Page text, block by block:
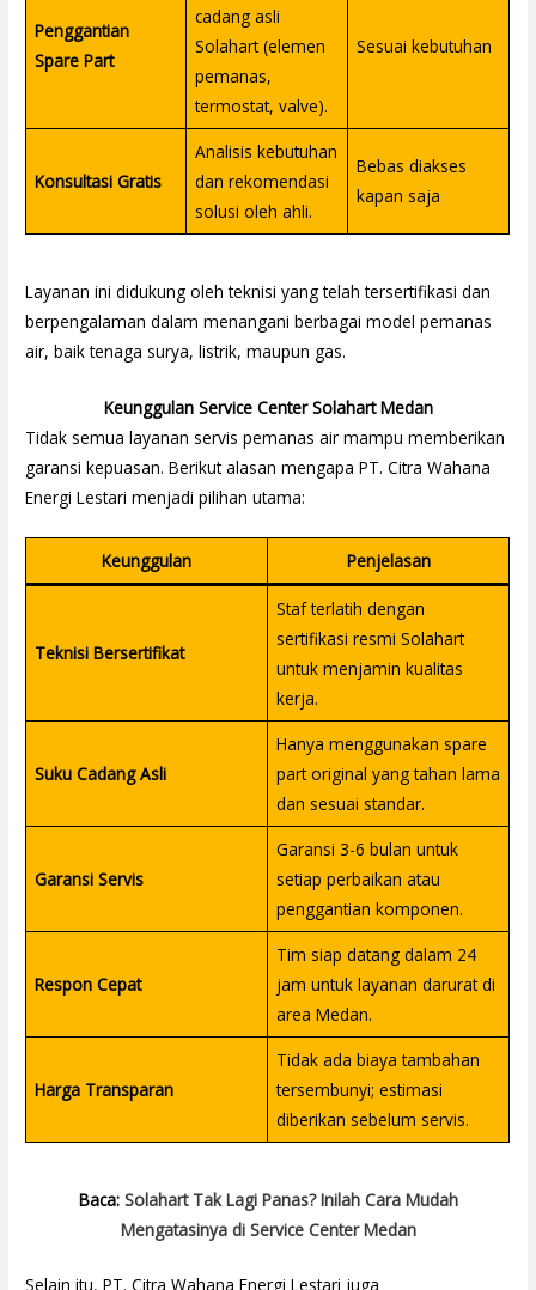
Penggantian
Spare Part
cadang asli
Solahart (elemen
pemanas,
termostat, valve).
Sesuai kebutuhan
Konsultasi Gratis
Analisis kebutuhan
dan rekomendasi
solusi oleh ahli.
Bebas diakses
kapan saja
Layanan ini didukung oleh teknisi yang telah tersertifikasi dan
berpengalaman dalam menangani berbagai model pemanas
air, baik tenaga surya, listrik, maupun gas.
Keunggulan Service Center Solahart Medan
Tidak semua layanan servis pemanas air mampu memberikan
garansi kepuasan. Berikut alasan mengapa PT. Citra Wahana
Energi Lestari menjadi pilihan utama:
Keunggulan Penjelasan
Teknisi Bersertifikat
Staf terlatih dengan
sertifikasi resmi Solahart
untuk menjamin kualitas
kerja.
Suku Cadang Asli
Hanya menggunakan spare
part original yang tahan lama
dan sesuai standar.
Garansi Servis
Garansi 3-6 bulan untuk
setiap perbaikan atau
penggantian komponen.
Respon Cepat
Tim siap datang dalam 24
jam untuk layanan darurat di
area Medan.
Harga Transparan
Tidak ada biaya tambahan
tersembunyi; estimasi
diberikan sebelum servis.
Baca: Solahart Tak Lagi Panas? Inilah Cara Mudah
Mengatasinya di Service Center Medan
Selain itu, PT. Citra Wahana Energi Lestari juga